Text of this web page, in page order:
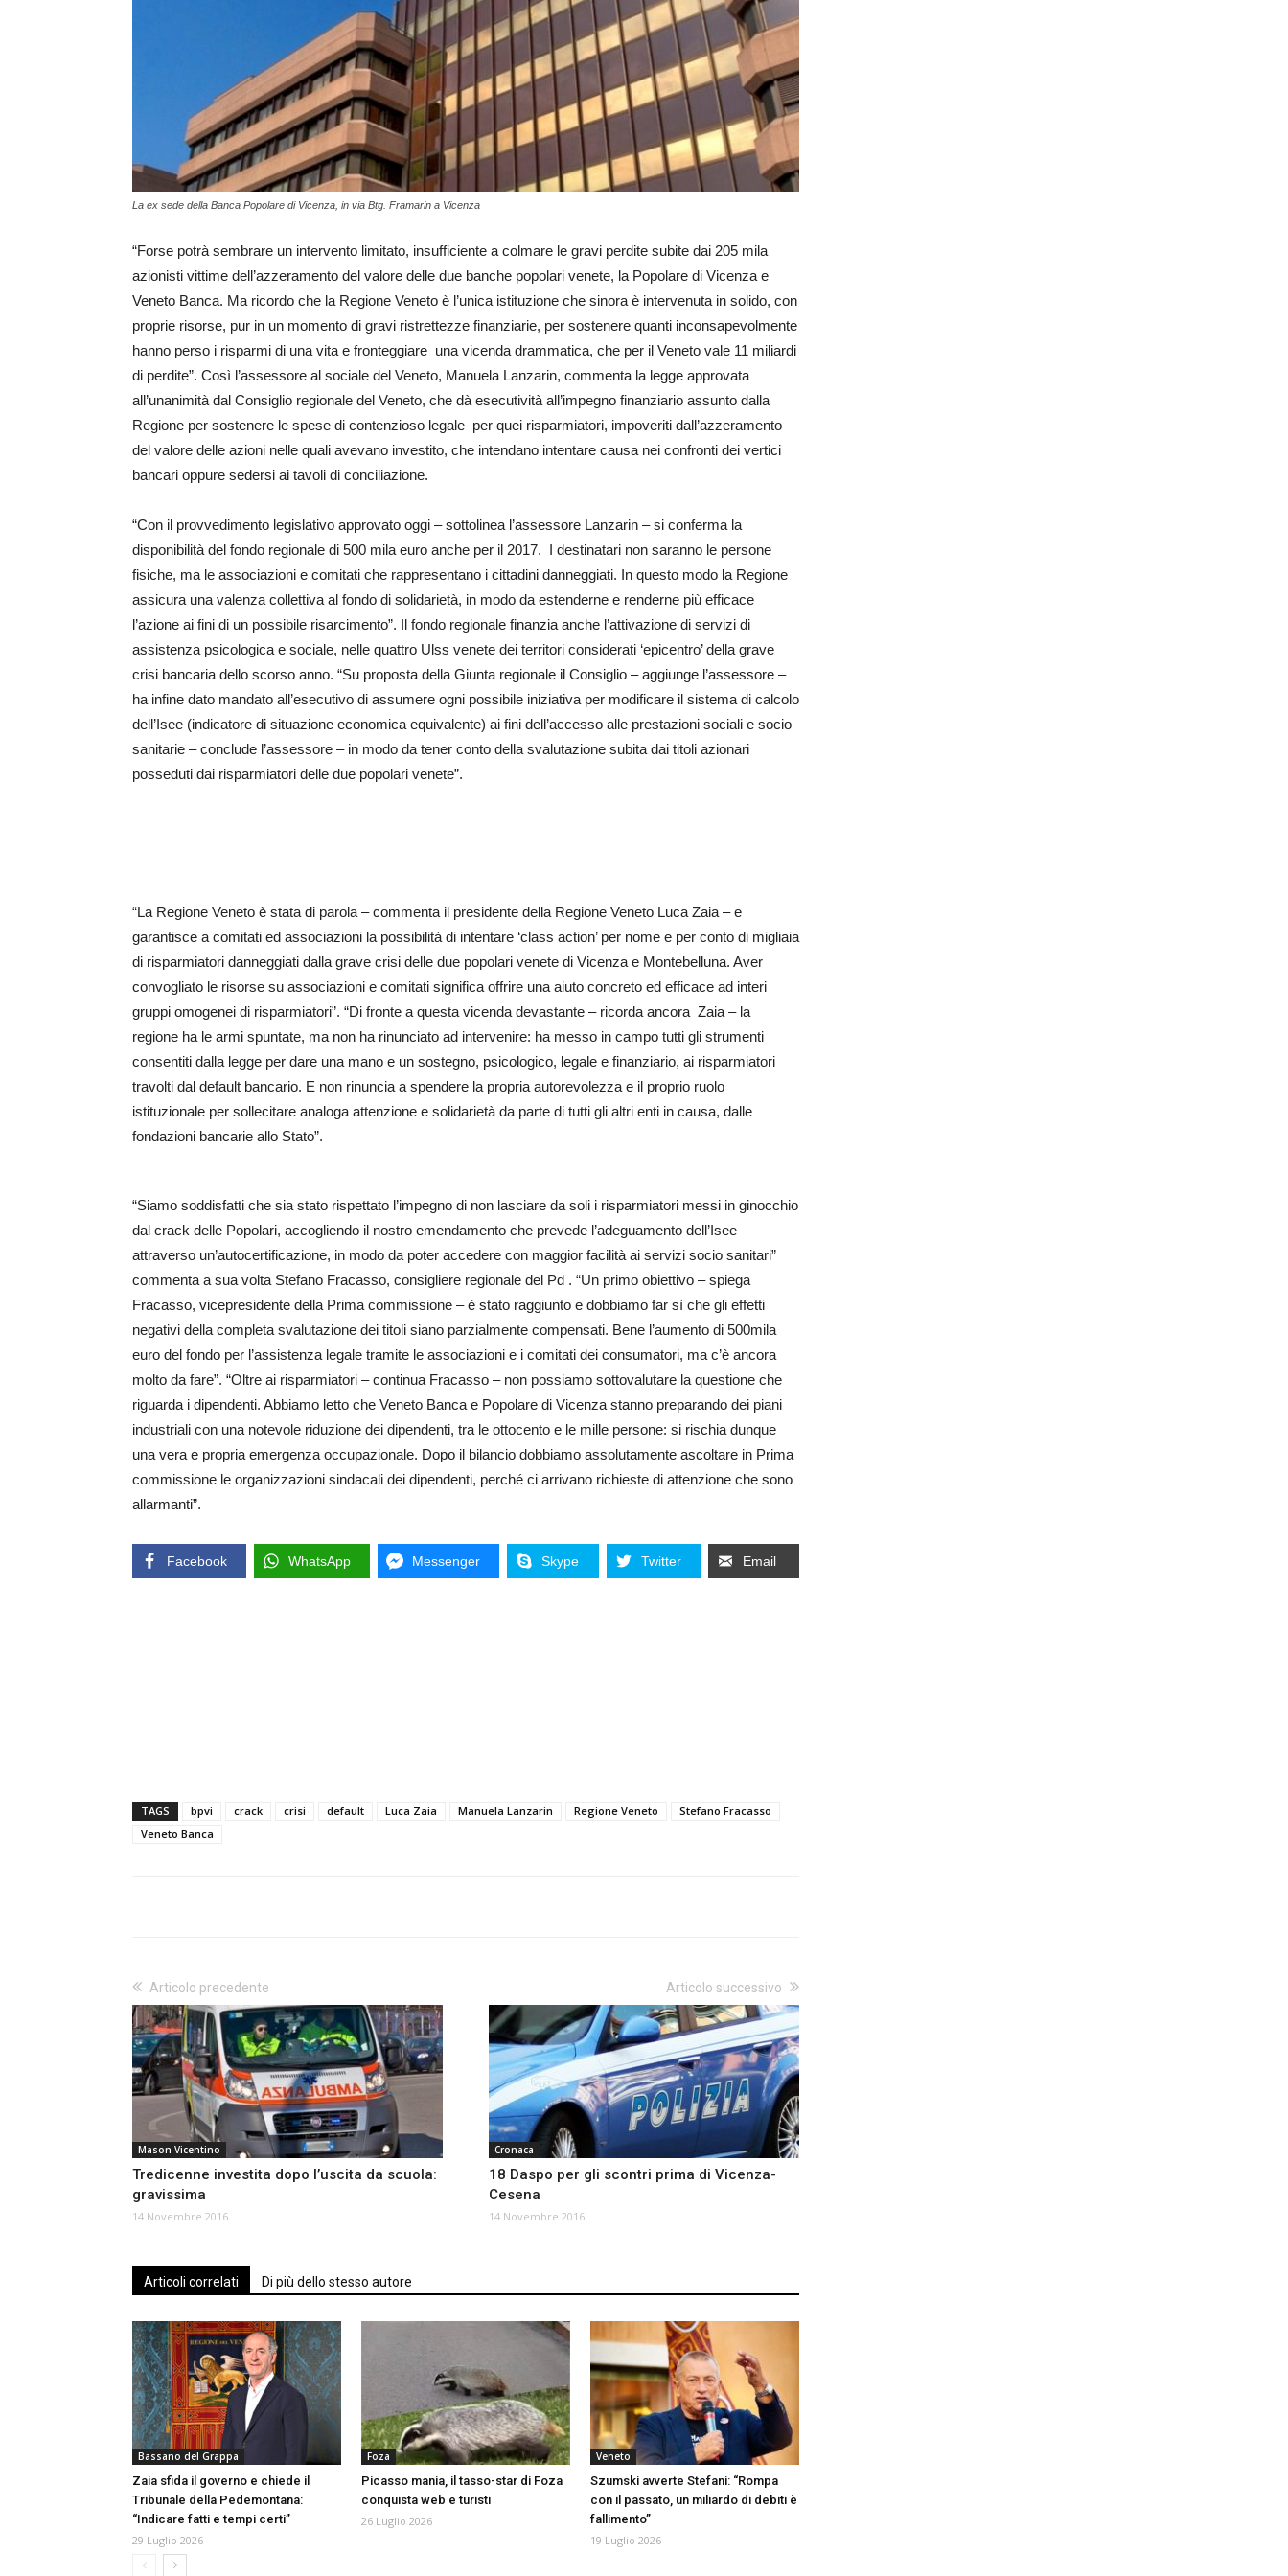
La ex sede della Banca Popolare di Vicenza, in via Btg. Framarin a Vicenza
“Forse potrà sembrare un intervento limitato, insufficiente a colmare le gravi perdite subite dai 205 mila
azionisti vittime dell’azzeramento del valore delle due banche popolari venete, la Popolare di Vicenza e
Veneto Banca. Ma ricordo che la Regione Veneto è l’unica istituzione che sinora è intervenuta in solido, con
proprie risorse, pur in un momento di gravi ristrettezze finanziarie, per sostenere quanti inconsapevolmente
hanno perso i risparmi di una vita e fronteggiare una vicenda drammatica, che per il Veneto vale 11 miliardi
di perdite”. Così l’assessore al sociale del Veneto, Manuela Lanzarin, commenta la legge approvata
all’unanimità dal Consiglio regionale del Veneto, che dà esecutività all’impegno finanziario assunto dalla
Regione per sostenere le spese di contenzioso legale per quei risparmiatori, impoveriti dall’azzeramento
del valore delle azioni nelle quali avevano investito, che intendano intentare causa nei confronti dei vertici
bancari oppure sedersi ai tavoli di conciliazione.
“Con il provvedimento legislativo approvato oggi – sottolinea l’assessore Lanzarin – si conferma la
disponibilità del fondo regionale di 500 mila euro anche per il 2017. I destinatari non saranno le persone
fisiche, ma le associazioni e comitati che rappresentano i cittadini danneggiati. In questo modo la Regione
assicura una valenza collettiva al fondo di solidarietà, in modo da estenderne e renderne più efficace
l’azione ai fini di un possibile risarcimento”. Il fondo regionale finanzia anche l’attivazione di servizi di
assistenza psicologica e sociale, nelle quattro Ulss venete dei territori considerati ‘epicentro’ della grave
crisi bancaria dello scorso anno. “Su proposta della Giunta regionale il Consiglio – aggiunge l’assessore –
ha infine dato mandato all’esecutivo di assumere ogni possibile iniziativa per modificare il sistema di calcolo
dell’Isee (indicatore di situazione economica equivalente) ai fini dell’accesso alle prestazioni sociali e socio
sanitarie – conclude l’assessore – in modo da tener conto della svalutazione subita dai titoli azionari
posseduti dai risparmiatori delle due popolari venete”.
“La Regione Veneto è stata di parola – commenta il presidente della Regione Veneto Luca Zaia – e
garantisce a comitati ed associazioni la possibilità di intentare ‘class action’ per nome e per conto di migliaia
di risparmiatori danneggiati dalla grave crisi delle due popolari venete di Vicenza e Montebelluna. Aver
convogliato le risorse su associazioni e comitati significa offrire una aiuto concreto ed efficace ad interi
gruppi omogenei di risparmiatori”. “Di fronte a questa vicenda devastante – ricorda ancora Zaia – la
regione ha le armi spuntate, ma non ha rinunciato ad intervenire: ha messo in campo tutti gli strumenti
consentiti dalla legge per dare una mano e un sostegno, psicologico, legale e finanziario, ai risparmiatori
travolti dal default bancario. E non rinuncia a spendere la propria autorevolezza e il proprio ruolo
istituzionale per sollecitare analoga attenzione e solidarietà da parte di tutti gli altri enti in causa, dalle
fondazioni bancarie allo Stato”.
“Siamo soddisfatti che sia stato rispettato l’impegno di non lasciare da soli i risparmiatori messi in ginocchio
dal crack delle Popolari, accogliendo il nostro emendamento che prevede l’adeguamento dell’Isee
attraverso un’autocertificazione, in modo da poter accedere con maggior facilità ai servizi socio sanitari”
commenta a sua volta Stefano Fracasso, consigliere regionale del Pd . “Un primo obiettivo – spiega
Fracasso, vicepresidente della Prima commissione – è stato raggiunto e dobbiamo far sì che gli effetti
negativi della completa svalutazione dei titoli siano parzialmente compensati. Bene l’aumento di 500mila
euro del fondo per l’assistenza legale tramite le associazioni e i comitati dei consumatori, ma c’è ancora
molto da fare”. “Oltre ai risparmiatori – continua Fracasso – non possiamo sottovalutare la questione che
riguarda i dipendenti. Abbiamo letto che Veneto Banca e Popolare di Vicenza stanno preparando dei piani
industriali con una notevole riduzione dei dipendenti, tra le ottocento e le mille persone: si rischia dunque
una vera e propria emergenza occupazionale. Dopo il bilancio dobbiamo assolutamente ascoltare in Prima
commissione le organizzazioni sindacali dei dipendenti, perché ci arrivano richieste di attenzione che sono
allarmanti”.
Facebook WhatsApp Messenger Skype Twitter Email
TAGS bpvi crack crisi default Luca Zaia Manuela Lanzarin Regione Veneto
Stefano Fracasso
Veneto Banca
Articolo precedente
Mason Vicentino
Tredicenne investita dopo l’uscita da scuola:
gravissima
14 Novembre 2016
Articolo successivo
Cronaca
18 Daspo per gli scontri prima di Vicenza-
Cesena
14 Novembre 2016
Articoli correlati Di più dello stesso autore
Bassano del Grappa
Zaia sfida il governo e chiede il
Tribunale della Pedemontana:
“Indicare fatti e tempi certi”
29 Luglio 2026
Foza
Picasso mania, il tasso-star di Foza
conquista web e turisti
26 Luglio 2026
Veneto
Szumski avverte Stefani: “Rompa
con il passato, un miliardo di debiti è
fallimento”
19 Luglio 2026